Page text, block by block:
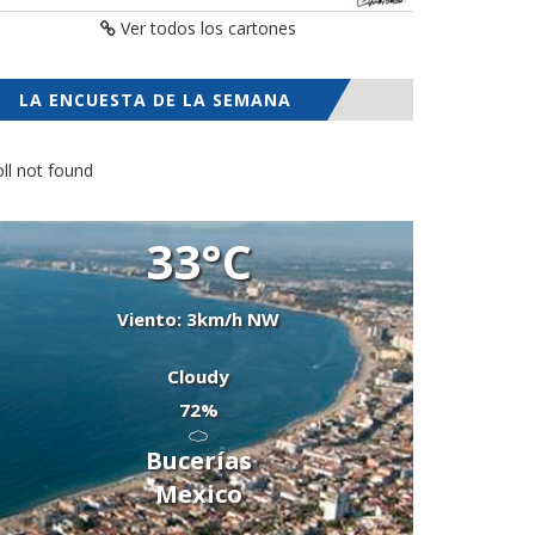
Ver todos los cartones
LA ENCUESTA DE LA SEMANA
not found
33°C
Viento: 3km/h NW
Cloudy
72%
Bucerías
Mexico